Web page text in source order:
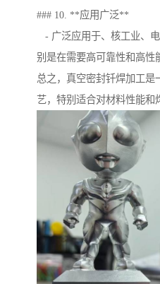
### 10. **应用广泛**
- 广泛应用于、核工业、
别是在需要高可靠性和高性
总之，真空密封钎焊加工是
艺，特别适合对材料性能和